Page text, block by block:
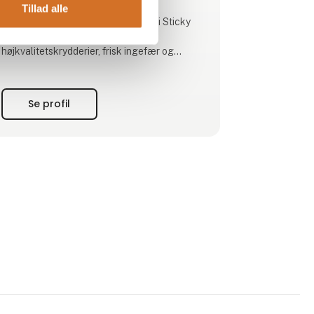
Tillad alle
Vores vigtigste produkt er Yolo Chai Sticky
højkvalitetskrydderier, frisk ingefær og
konsistent – uden pulver. På få år er Yolo
Chai gået fra 0 til omkring 50 caféer i
Se profil